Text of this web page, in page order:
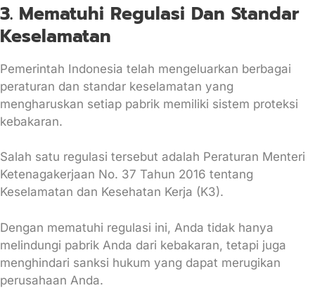
3. Mematuhi Regulasi Dan Standar
Keselamatan
Pemerintah Indonesia telah mengeluarkan berbagai
peraturan dan standar keselamatan yang
mengharuskan setiap pabrik memiliki sistem proteksi
kebakaran.
Salah satu regulasi tersebut adalah Peraturan Menteri
Ketenagakerjaan No. 37 Tahun 2016 tentang
Keselamatan dan Kesehatan Kerja (K3).
Dengan mematuhi regulasi ini, Anda tidak hanya
melindungi pabrik Anda dari kebakaran, tetapi juga
menghindari sanksi hukum yang dapat merugikan
perusahaan Anda.